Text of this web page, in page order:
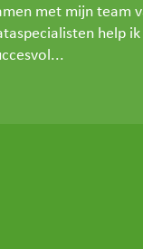
met mijn team
help